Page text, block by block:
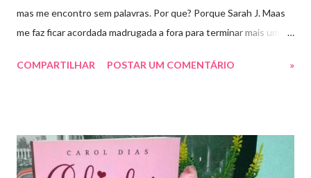
mas me encontro sem palavras. Por que? Porque Sarah J. Maas
me faz ficar acordada madrugada a fora para terminar mais um
romance da Saga Trono de Vidro que ocorre simultaneamente
todos meio atordoados com tudo que Dorian e Aelin fizeram e,
principalmente, descobriram sobre o Pai do Príncipe, agora Rei
COMPARTILHAR POSTAR UM COMENTÁRIO »